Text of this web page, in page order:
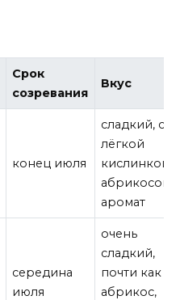
Срок
созревания
Вкус
конец июля
сладкий, с
лёгкой
кислинкой,
аромат
середина
июля
очень
сладкий,
почти как
абрикос,